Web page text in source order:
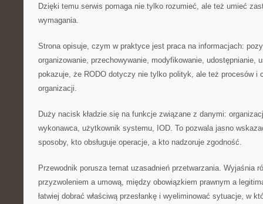
Dzięki temu serwis pomaga nie tylko rozumieć, ale też umieć
wymagania.
Strona opisuje, czym w praktyce jest praca na informacjach:
organizowanie, przechowywanie, modyfikowanie, udostępnianie,
pokazuje, że RODO dotyczy nie tylko polityk, ale też procesów i
organizacji.
Duży nacisk kładzie się na funkcje związane z danymi:
wykonawca, użytkownik systemu, IOD. To pozwala jasno
sposoby, kto obsługuje operacje, a kto nadzoruje zgodność.
Przewodnik porusza temat uzasadnień przetwarzania. Wyjaśnia
przyzwoleniem a umową, między obowiązkiem prawnym a
łatwiej dobrać właściwą przesłankę i wyeliminować sytuacje, w